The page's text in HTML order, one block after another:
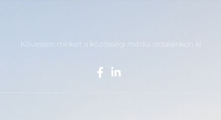
Kövessen minket a közösségi média oldalainkon is!